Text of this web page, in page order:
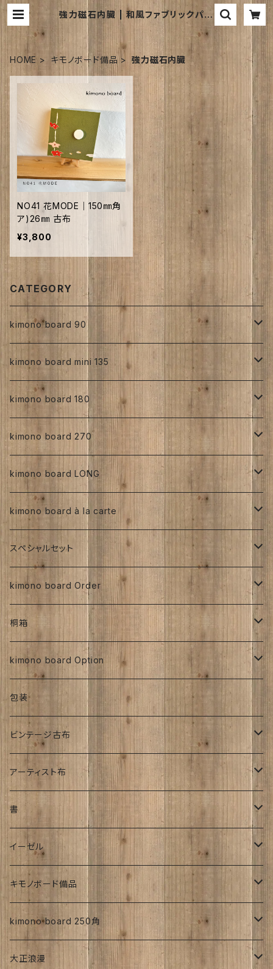
強力磁石内臓 | 和風ファブリックパネ
ルのお店｜kimono board websh
op ｜キモノボードウェブショップは
HOME キモノボード備品 強力磁石内臓
NO41 花MODE｜150㎜角
ア)26㎜ 古布
¥3,800
CATEGORY
kimono board 90
正絹
縮緬
kimono board mini 135
正絹
手書き
型染め
その他、紅型、ろうけつ等
大正着物 ビンテージ品
京都三年坂
ち江すさん
京友禅
銘仙
人絹
手書き
型染め
その他、紅型、ろうけつ
その他
銘仙
kimono board 180
正絹
手書き
型染め
その他、紅型、ろうけつ等
人絹
手書き
型染め
その他、紅型、ろうけつ等
その他
交織
大正浪漫
ビンテージ古布
kimono board 270
正絹
ろうけつ染め
ち江すさん
工房チリントゥさん
紅型染め
京友禅
金彩加工
大正着物｜古布
子供
人絹
その他
交織
大正浪漫
ビンテージ古布
kimono board LONG
正絹
書入り
伊藤瑞賢氏
ち江すさん
ろうけつ染め
手書き染め
人絹
その他
ち江すさん
kimono board à la carte
正絹
明治着物
大正着物
昭和初期着物
昭和中期着物
平成着物
アンティーク
刺繍入り
帯
人絹
金彩加工
その他
ち江すさん
銘仙
スペシャルセット
太山寺SET ／ 珈琲と焼き菓子セット
お茶と和菓子セット
太山寺SELECT ／ 珈琲＆amp;焼き菓子セット
kimono board Order
正絹
大正着物
人絹
その他
桐箱
270角
オーダーサイズ
kimono board Option
正絹
人絹
その他
包装
ビンテージ古布
明治時代
大正時代
昭和初期S25年前
お花
アーティスト布
工房チリントゥさん
ち江すさん
詩入り
沖縄：カタチキ
愛知:アイヒラコ
書
伊藤瑞賢氏
雑誌
CLasism
イーゼル
27ｃｍサイズから上
キモノボード備品
イーゼル
文字入れ
kimono board 250角
平成着物
大正浪漫